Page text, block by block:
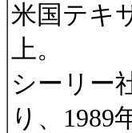
米国テキ
上。
シーリー
り、